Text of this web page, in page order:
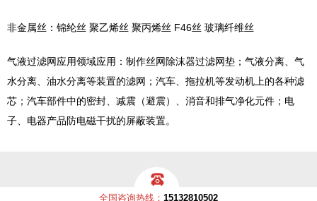
非金属丝：锦纶丝 聚乙烯丝 聚丙烯丝 F46丝 玻璃纤维丝
气液过滤网应用领域应用：制作丝网除沫器过滤网垫；气液分离、气
水分离、油水分离等装置的滤网；汽车、拖拉机等发动机上的各种滤
芯；汽车部件中的密封、减震（避震）、消音和排气净化元件；电
子、电器产品防电磁干扰的屏蔽装置。
全国咨询热线： 15132810502